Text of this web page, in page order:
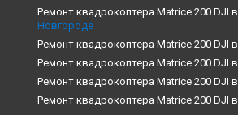
Ремонт квадрокоптера Matrice 200 DJI в
Новгороде
Ремонт квадрокоптера Matrice 200 DJI в
Ремонт квадрокоптера Matrice 200 DJI в
Ремонт квадрокоптера Matrice 200 DJI в
Ремонт квадрокоптера Matrice 200 DJI в